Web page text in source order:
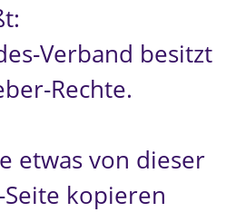
Verband besitzt
Rechte.
etwas von dieser
kopieren